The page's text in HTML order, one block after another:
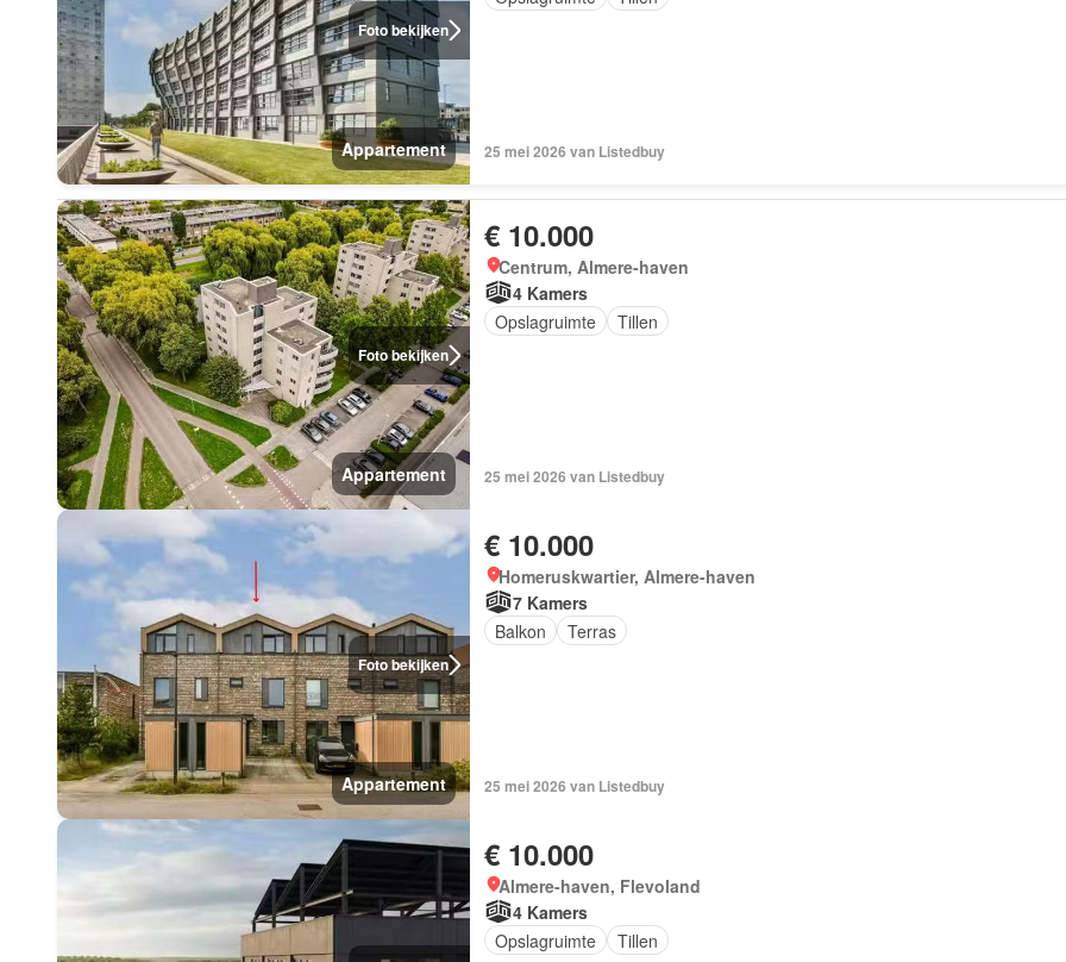
Foto bekijken
Appartement 25 mei 2026 van Listedbuy
Foto bekijken
Appartement
€ 10.000
Centrum, Almere-haven
4 Kamers
Opslagruimte
Tillen
25 mei 2026 van Listedbuy
Foto bekijken
Appartement
€ 10.000
Homeruskwartier, Almere-haven
7 Kamers
Balkon
Terras
25 mei 2026 van Listedbuy
€ 10.000
Almere-haven, Flevoland
4 Kamers
Opslagruimte
Tillen